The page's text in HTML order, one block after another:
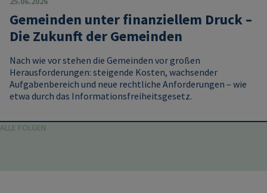
Gemeinden unter finanziellem Druck –
Die Zukunft der Gemeinden
Nach wie vor stehen die Gemeinden vor großen
Herausforderungen: steigende Kosten, wachsender
Aufgabenbereich und neue rechtliche Anforderungen – wie
etwa durch das Informationsfreiheitsgesetz.
ALLE FOLGEN